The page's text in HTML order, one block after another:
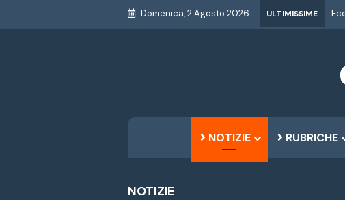
Domenica, 2 Agosto 2026 ULTIMISSIME
NOTIZIE RUBRICHE
NOTIZIE